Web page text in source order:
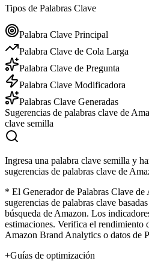
Tipos de Palabras Clave
Palabra Clave Principal
Palabra Clave de Cola Larga
Palabra Clave de Pregunta
Palabra Clave Modificadora
Palabras Clave Generadas
Sugerencias de palabras clave de
clave semilla
Ingresa una palabra clave semilla y
sugerencias de palabras clave de
* El Generador de Palabras Clave
sugerencias de palabras clave
búsqueda de Amazon. Los
estimaciones. Verifica el rendimiento
Amazon Brand Analytics o datos de
+Guías de optimización